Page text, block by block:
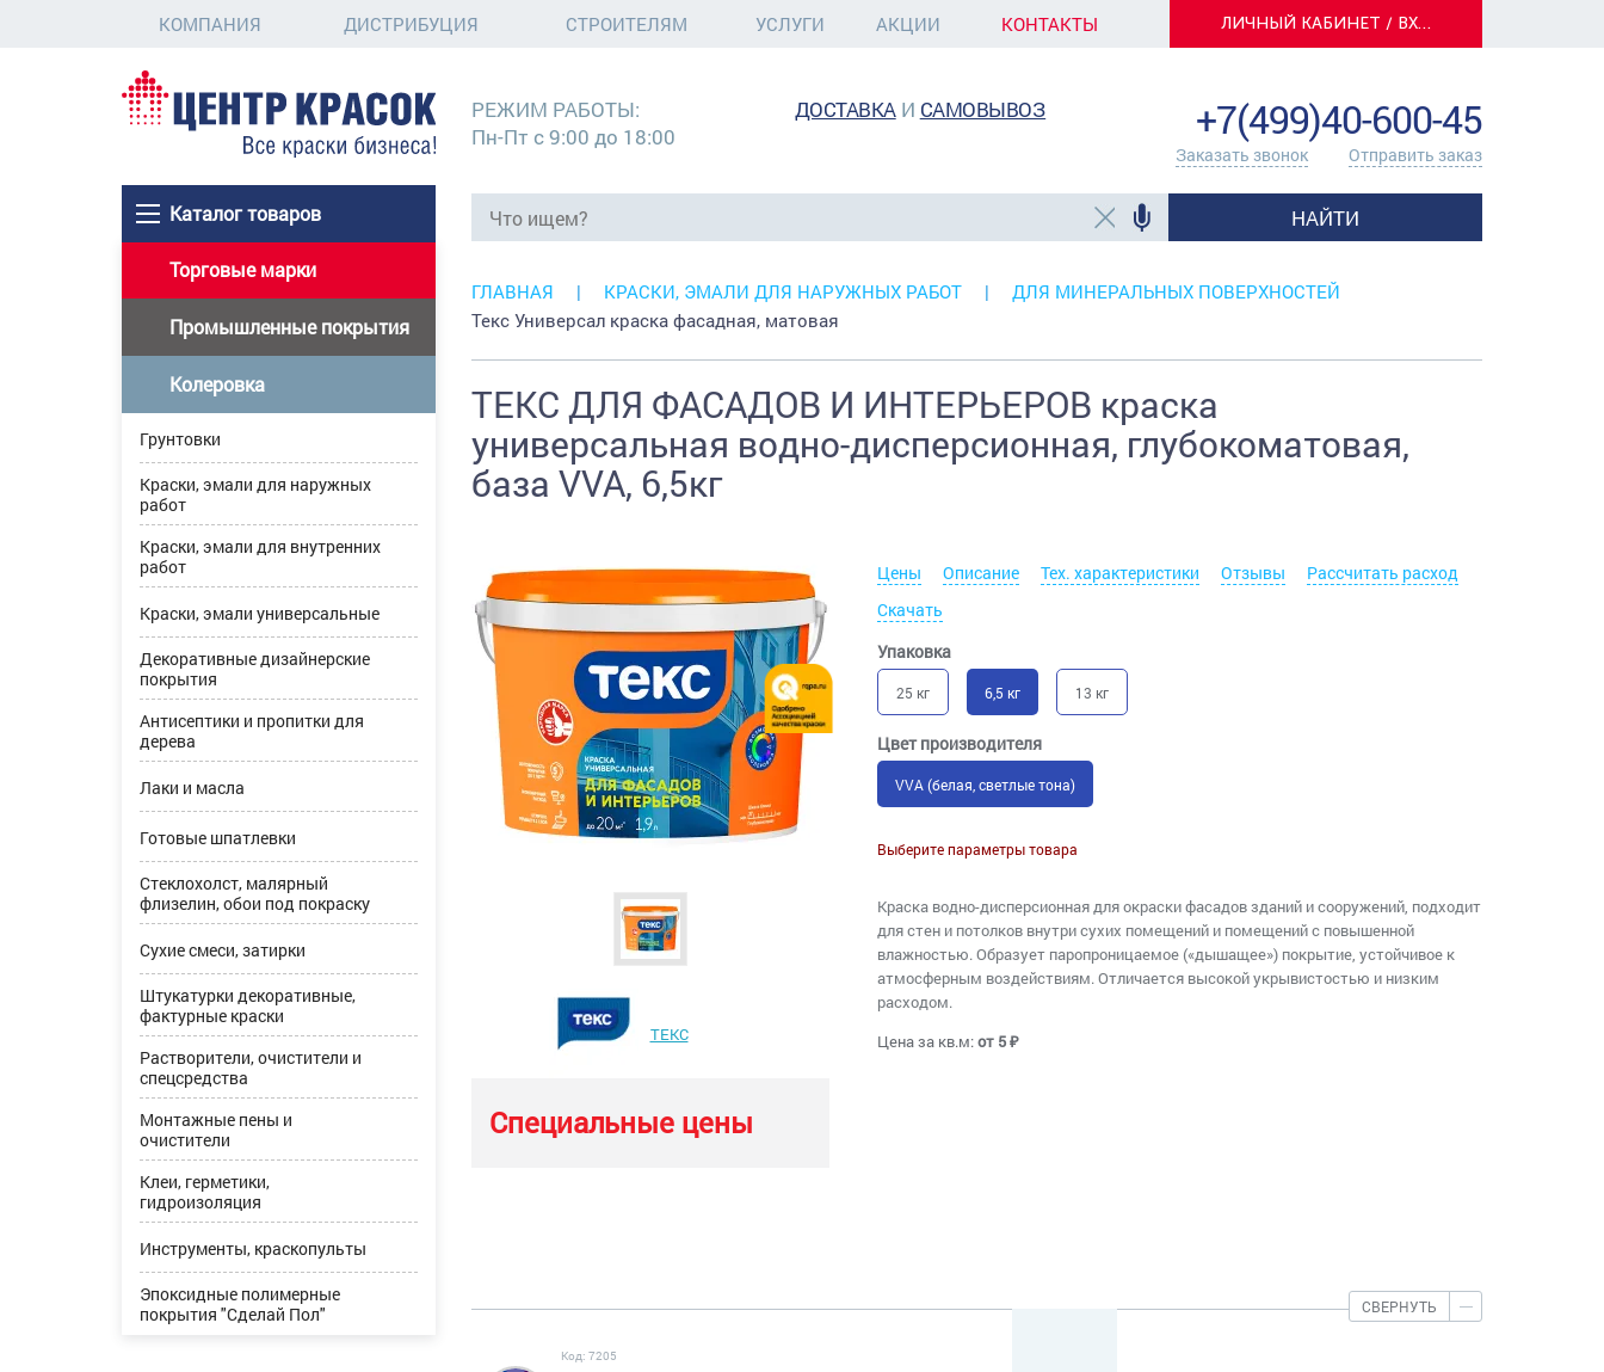
КОМПАНИЯ ДИСТРИБУЦИЯ СТРОИТЕЛЯМ УСЛУГИ АКЦИИ КОНТАКТЫ ЛИЧНЫЙ КАБИНЕТ / ВХОД
Каталог товаров
РЕЖИМ РАБОТЫ:
Пн-Пт с 9:00 до 18:00
ДОСТАВКАИ САМОВЫВОЗ +7(499)40-600-45
Заказать звонок Отправить заказ
НАЙТИ
Торговые марки
Промышленные покрытия
Колеровка
Грунтовки
Краски, эмали для наружных
работ
Краски, эмали для внутренних
работ
Краски, эмали универсальные
Декоративные дизайнерские
покрытия
Антисептики и пропитки для
дерева
Лаки и масла
Готовые шпатлевки
Стеклохолст, малярный
флизелин, обои под покраску
Сухие смеси, затирки
Штукатурки декоративные,
фактурные краски
Растворители, очистители и
спецсредства
Монтажные пены и
очистители
Клеи, герметики,
гидроизоляция
Инструменты, краскопульты
Эпоксидные полимерные
покрытия "Сделай Пол"
ГЛАВНАЯ КРАСКИ, ЭМАЛИ ДЛЯ НАРУЖНЫХ РАБОТ
ДЛЯ МИНЕРАЛЬНЫХ ПОВЕРХНОСТЕЙ
Текс Универсал краска фасадная, матовая
ТЕКС ДЛЯ ФАСАДОВ И ИНТЕРЬЕРОВ краска
универсальная водно-дисперсионная, глубокоматовая,
база VVA, 6,5кг
ТЕКС
Специальные цены
Цены Описание Тех. характеристики Отзывы
Рассчитать расход
Скачать
Упаковка
25 кг 6,5 кг 13 кг
Цвет производителя
VVA (белая, светлые тона)
Выберите параметры товара
Краска водно-дисперсионная для окраски фасадов зданий и сооружений, подходит
для стен и потолков внутри сухих помещений и помещений с повышенной
влажностью. Образует паропроницаемое («дышащее») покрытие, устойчивое к
атмосферным воздействиям. Отличается высокой укрывистостью и низким
расходом.
Цена за кв.м:от 5 ₽
СВЕРНУТЬ
Код: 7205